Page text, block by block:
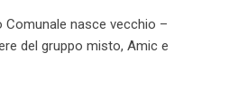
Comunale nasce vecchio –
del gruppo misto, Amic e